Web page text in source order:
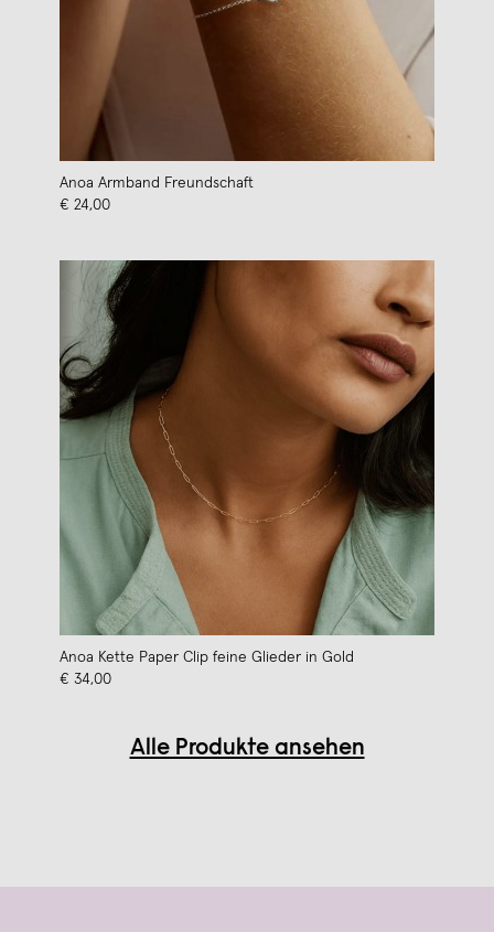
Anoa Armband Freundschaft
€ 24,00
Anoa Kette Paper Clip feine Glieder in Gold
€ 34,00
Alle Produkte ansehen